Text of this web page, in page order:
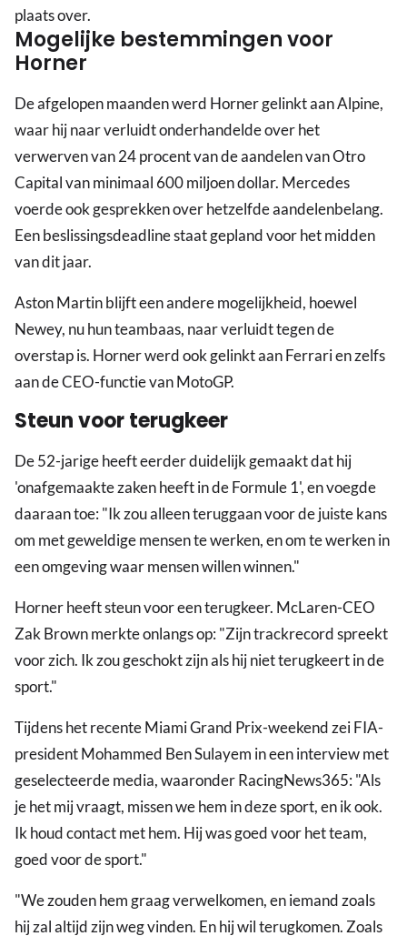
plaats over.
Mogelijke bestemmingen voor
Horner
De afgelopen maanden werd Horner gelinkt aan Alpine,
waar hij naar verluidt onderhandelde over het
verwerven van 24 procent van de aandelen van Otro
Capital van minimaal 600 miljoen dollar. Mercedes
voerde ook gesprekken over hetzelfde aandelenbelang.
Een beslissingsdeadline staat gepland voor het midden
van dit jaar.
Aston Martin blijft een andere mogelijkheid, hoewel
Newey, nu hun teambaas, naar verluidt tegen de
overstap is. Horner werd ook gelinkt aan Ferrari en zelfs
aan de CEO-functie van MotoGP.
Steun voor terugkeer
De 52-jarige heeft eerder duidelijk gemaakt dat hij
'onafgemaakte zaken heeft in de Formule 1', en voegde
daaraan toe: "Ik zou alleen teruggaan voor de juiste kans
om met geweldige mensen te werken, en om te werken in
een omgeving waar mensen willen winnen."
Horner heeft steun voor een terugkeer. McLaren-CEO
Zak Brown merkte onlangs op: "Zijn trackrecord spreekt
voor zich. Ik zou geschokt zijn als hij niet terugkeert in de
sport."
Tijdens het recente Miami Grand Prix-weekend zei FIA-
president Mohammed Ben Sulayem in een interview met
geselecteerde media, waaronder RacingNews365: "Als
je het mij vraagt, missen we hem in deze sport, en ik ook.
Ik houd contact met hem. Hij was goed voor het team,
goed voor de sport."
"We zouden hem graag verwelkomen, en iemand zoals
hij zal altijd zijn weg vinden. En hij wil terugkomen. Zoals